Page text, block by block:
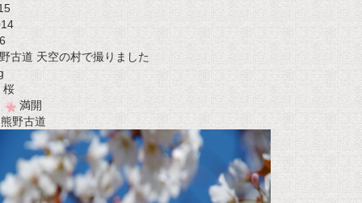
6
古道 天空の村で撮りました
桜
満開
野古道